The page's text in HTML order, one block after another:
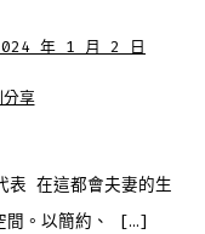
年 1 月 2 日
享
表 在這都會夫妻的生
間。以簡約、 […]